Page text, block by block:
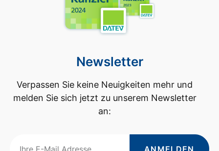
Newsletter
Verpassen Sie keine Neuigkeiten mehr und
melden Sie sich jetzt zu unserem Newsletter
an:
ANMELDEN